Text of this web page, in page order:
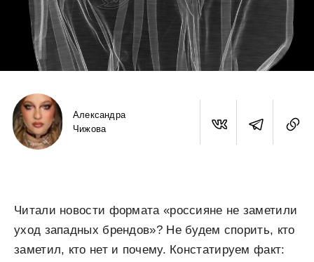
Александра
Чижова
Читали новости формата «россияне не заметили
уход западных брендов»? Не будем спорить, кто
заметил, кто нет и почему. Констатируем факт: